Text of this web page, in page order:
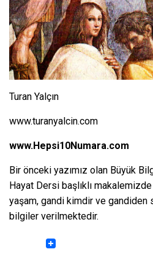
Turan Yalçın
www.turanyalcin.com
www.Hepsi10Numara.com
Bir önceki yazımız olan Büyük
Hayat Dersi başlıklı
yaşam, gandi kimdir ve gandiden
bilgiler verilmektedir.